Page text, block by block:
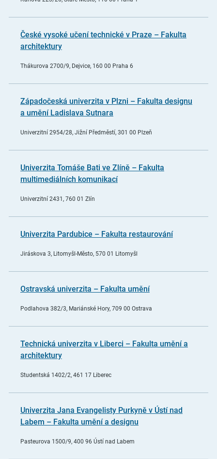
České vysoké učení technické v Praze – Fakulta
architektury
Thákurova 2700/9, Dejvice, 160 00 Praha 6
Západočeská univerzita v Plzni – Fakulta designu
a umění Ladislava Sutnara
Univerzitní 2954/28, Jižní Předměstí, 301 00 Plzeň
Univerzita Tomáše Bati ve Zlíně – Fakulta
multimediálních komunikací
Univerzitní 2431, 760 01 Zlín
Univerzita Pardubice – Fakulta restaurování
Jiráskova 3, Litomyšl-Město, 570 01 Litomyšl
Ostravská univerzita – Fakulta umění
Podlahova 382/3, Mariánské Hory, 709 00 Ostrava
Technická univerzita v Liberci – Fakulta umění a
architektury
Studentská 1402/2, 461 17 Liberec
Univerzita Jana Evangelisty Purkyně v Ústí nad
Labem – Fakulta umění a designu
Pasteurova 1500/9, 400 96 Ústí nad Labem